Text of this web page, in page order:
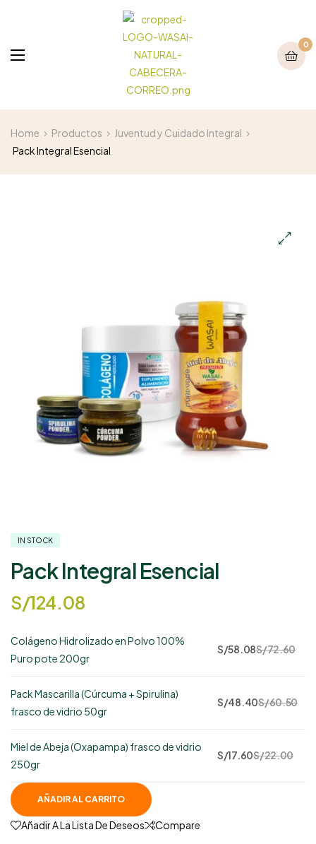
0
Home Productos
Juventud y Cuidado Integral
Pack Integral Esencial
IN STOCK
Pack Integral Esencial
S/124.08
Colágeno Hidrolizado en Polvo 100%
Puro pote 200gr
S/72.60
S/58.08
69
Pack Mascarilla (Cúrcuma + Spirulina)
frasco de vidrio 50gr
S/60.50
S/48.40
41
Miel de Abeja (Oxapampa) frasco de vidrio
250gr
S/22.00
S/17.60
357
AÑADIR AL CARRITO
Añadir A La Lista De Deseos Compare